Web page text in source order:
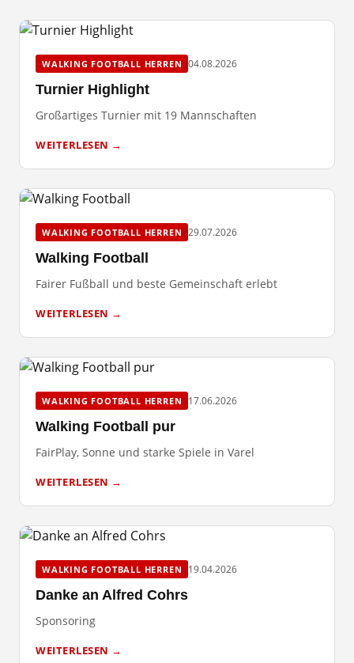
WALKING FOOTBALL HERREN 04.08.2026
Turnier Highlight
Großartiges Turnier mit 19 Mannschaften
WEITERLESEN →
WALKING FOOTBALL HERREN 29.07.2026
Walking Football
Fairer Fußball und beste Gemeinschaft erlebt
WEITERLESEN →
WALKING FOOTBALL HERREN 17.06.2026
Walking Football pur
FairPlay, Sonne und starke Spiele in Varel
WEITERLESEN →
WALKING FOOTBALL HERREN 19.04.2026
Danke an Alfred Cohrs
Sponsoring
WEITERLESEN →